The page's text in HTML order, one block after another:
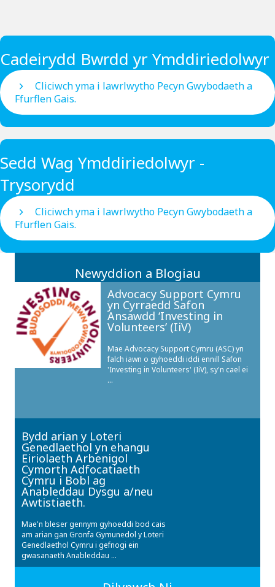
Cadeirydd Bwrdd yr Ymddiriedolwyr
Cliciwch yma i lawrlwytho Pecyn Gwybodaeth a
Ffurflen Gais.
Sedd Wag Ymddiriedolwyr -
Trysorydd
Cliciwch yma i lawrlwytho Pecyn Gwybodaeth a
Ffurflen Gais.
Newyddion a Blogiau
Advocacy Support Cymru
yn Cyrraedd Safon
Ansawdd ‘Investing in
Volunteers’ (IiV)
Mae Advocacy Support Cymru (ASC) yn
falch iawn o gyhoeddi iddi ennill Safon
'Investing in Volunteers' (IiV), sy'n cael ei
...
Bydd arian y Loteri
Genedlaethol yn ehangu
Eiriolaeth Arbenigol
Cymorth Adfocatiaeth
Cymru i Bobl ag
Anableddau Dysgu a/neu
Awtistiaeth.
Mae'n bleser gennym gyhoeddi bod cais
am arian gan Gronfa Gymunedol y Loteri
Genedlaethol Cymru i gefnogi ein
gwasanaeth Anableddau ...